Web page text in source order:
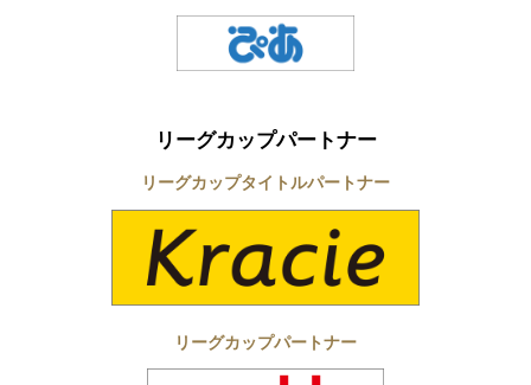
リーグカップパートナー
リーグカップタイトルパートナー
リーグカップパートナー